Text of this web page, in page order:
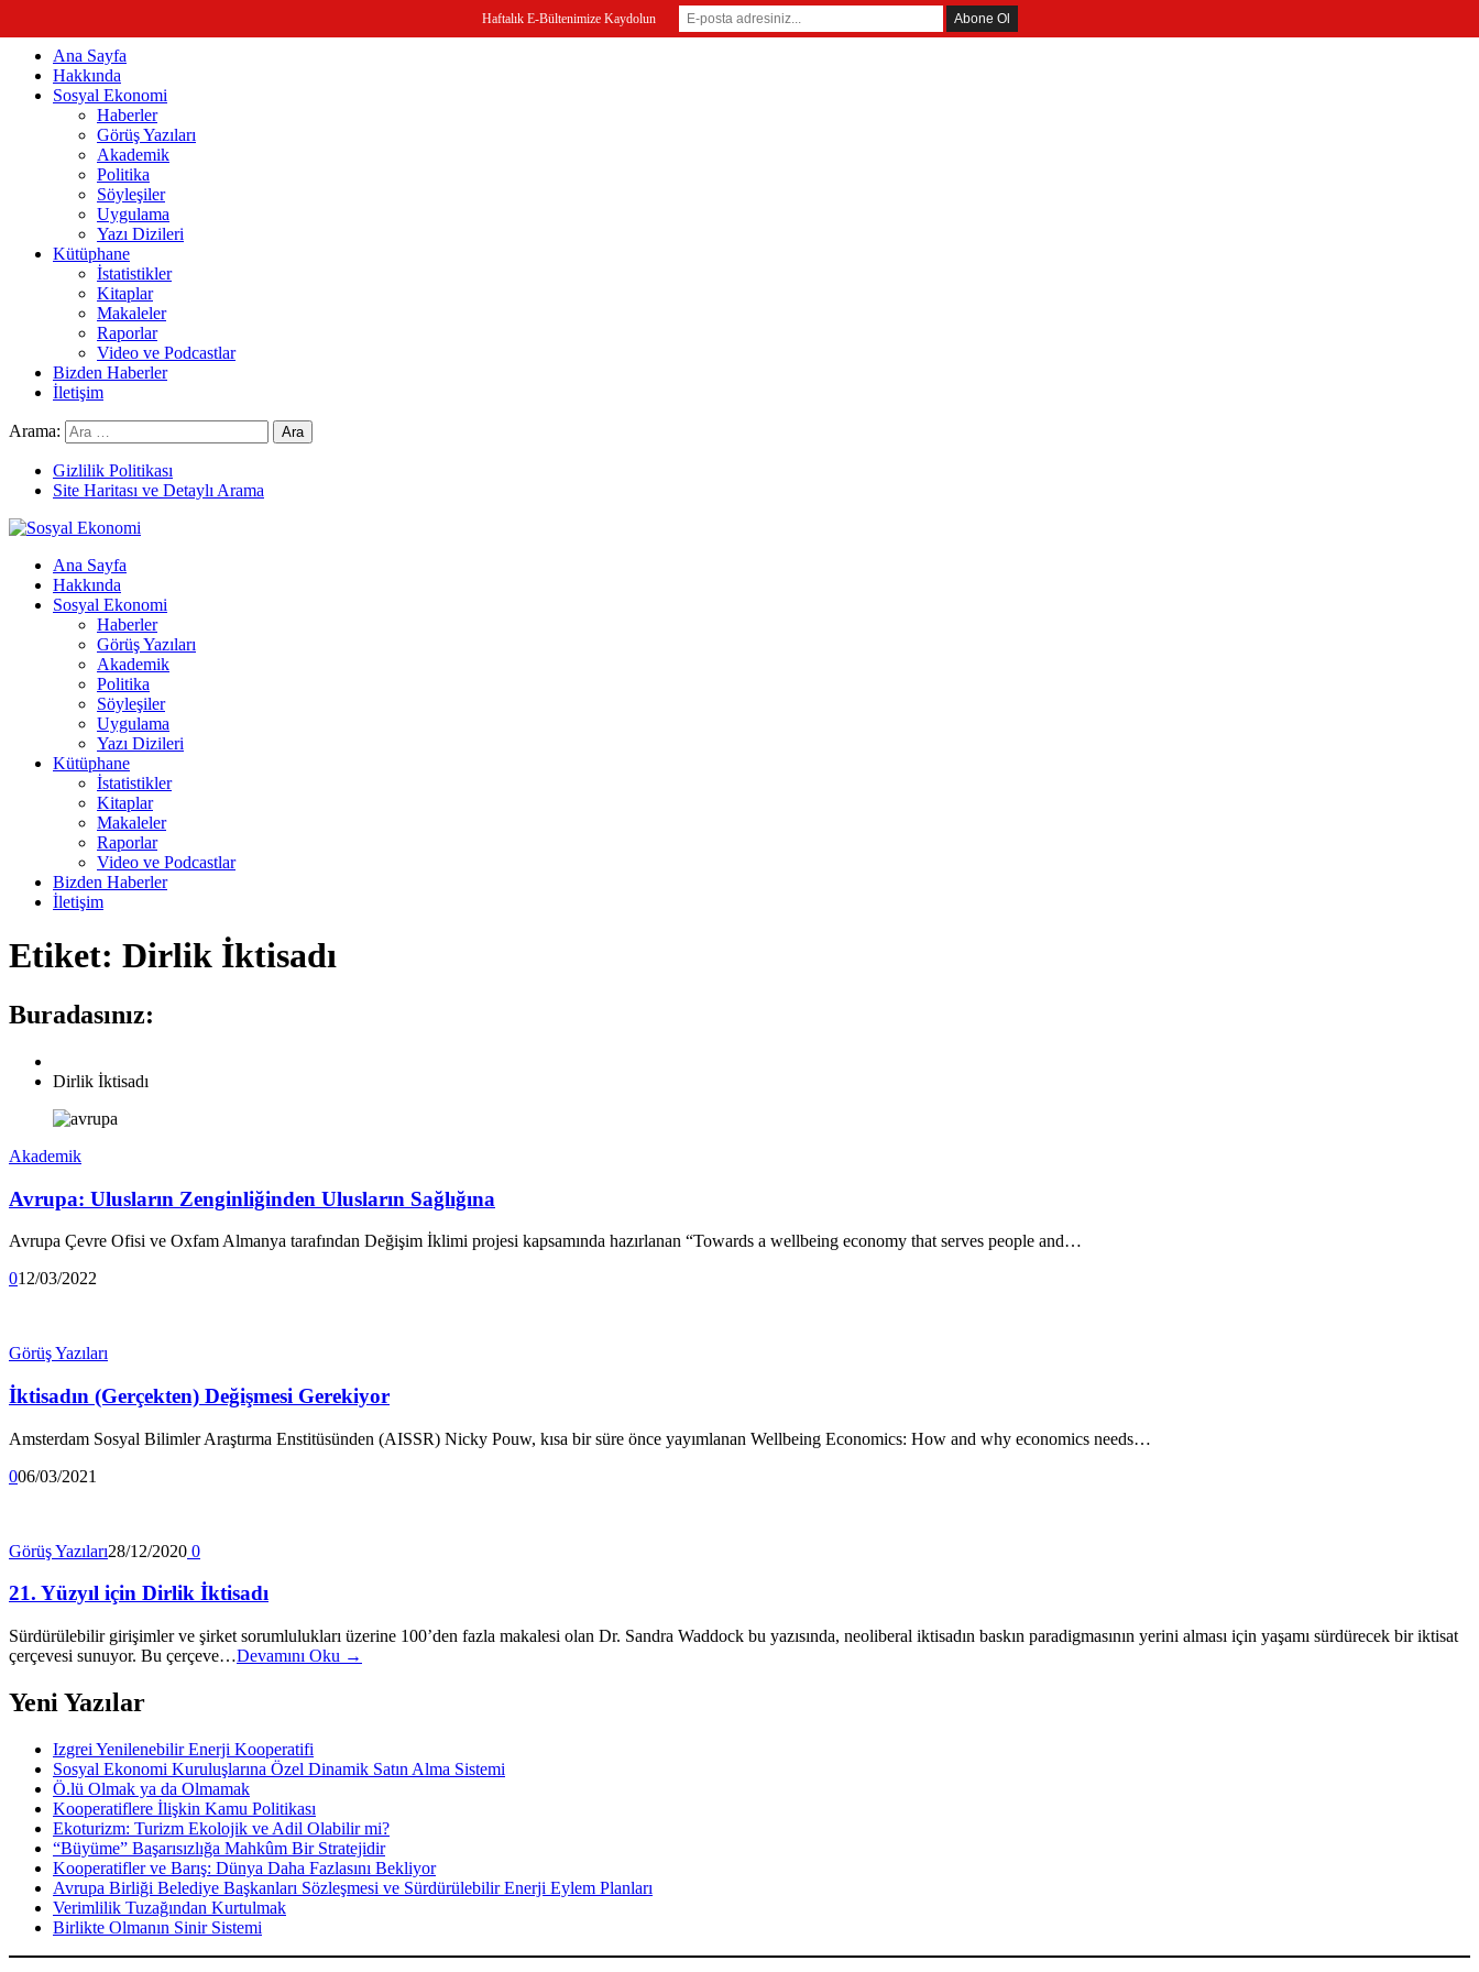
Ana Sayfa
Hakkında
Sosyal Ekonomi
Haberler
Görüş Yazıları
Akademik
Politika
Söyleşiler
Uygulama
Yazı Dizileri
Kütüphane
İstatistikler
Kitaplar
Makaleler
Raporlar
Video ve Podcastlar
Bizden Haberler
İletişim
Arama:
Gizlilik Politikası
Site Haritası ve Detaylı Arama
Ana Sayfa
Hakkında
Sosyal Ekonomi
Haberler
Görüş Yazıları
Akademik
Politika
Söyleşiler
Uygulama
Yazı Dizileri
Kütüphane
İstatistikler
Kitaplar
Makaleler
Raporlar
Video ve Podcastlar
Bizden Haberler
İletişim
Etiket: Dirlik İktisadı
Buradasınız:
Dirlik İktisadı
Akademik
Avrupa: Ulusların Zenginliğinden Ulusların Sağlığına
Avrupa Çevre Ofisi ve Oxfam Almanya tarafından Değişim İklimi projesi kapsamında hazırlanan “Towards a wellbeing economy that serves people and…
012/03/2022
Görüş Yazıları
İktisadın (Gerçekten) Değişmesi Gerekiyor
Amsterdam Sosyal Bilimler Araştırma Enstitüsünden (AISSR) Nicky Pouw, kısa bir süre önce yayımlanan Wellbeing Economics: How and why economics needs…
006/03/2021
Görüş Yazıları28/12/2020 0
21. Yüzyıl için Dirlik İktisadı
Sürdürülebilir girişimler ve şirket sorumlulukları üzerine 100’den fazla makalesi olan Dr. Sandra Waddock bu yazısında, neoliberal iktisadın baskın paradigmasının yerini alması için yaşamı sürdürecek bir iktisat
çerçevesi sunuyor. Bu çerçeve…Devamını Oku →
Yeni Yazılar
Izgrei Yenilenebilir Enerji Kooperatifi
Sosyal Ekonomi Kuruluşlarına Özel Dinamik Satın Alma Sistemi
Ö.lü Olmak ya da Olmamak
Kooperatiflere İlişkin Kamu Politikası
Ekoturizm: Turizm Ekolojik ve Adil Olabilir mi?
“Büyüme” Başarısızlığa Mahkûm Bir Stratejidir
Kooperatifler ve Barış: Dünya Daha Fazlasını Bekliyor
Avrupa Birliği Belediye Başkanları Sözleşmesi ve Sürdürülebilir Enerji Eylem Planları
Verimlilik Tuzağından Kurtulmak
Birlikte Olmanın Sinir Sistemi
Haftalık E-Bültenimize Kaydolun